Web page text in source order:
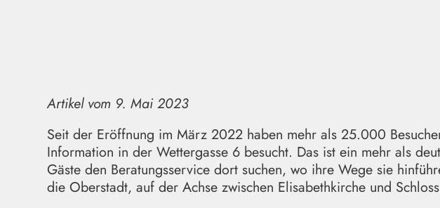
Artikel vom 9. Mai 2023
Seit der Eröffnung im März 2022 haben mehr als 25.000
Information in der Wettergasse 6 besucht. Das ist ein mehr als
Gäste den Beratungsservice dort suchen, wo ihre Wege sie
die Oberstadt, auf der Achse zwischen Elisabethkirche und